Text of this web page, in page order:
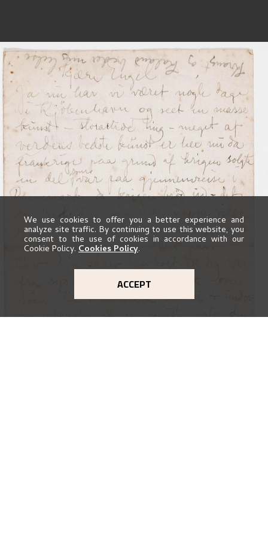
We use cookies to offer you a better experience and
analyze site traffic. By continuing to use this website, you
consent to the use of cookies in accordance with our
Cookie Policy. Cookies Policy.
ACCEPT